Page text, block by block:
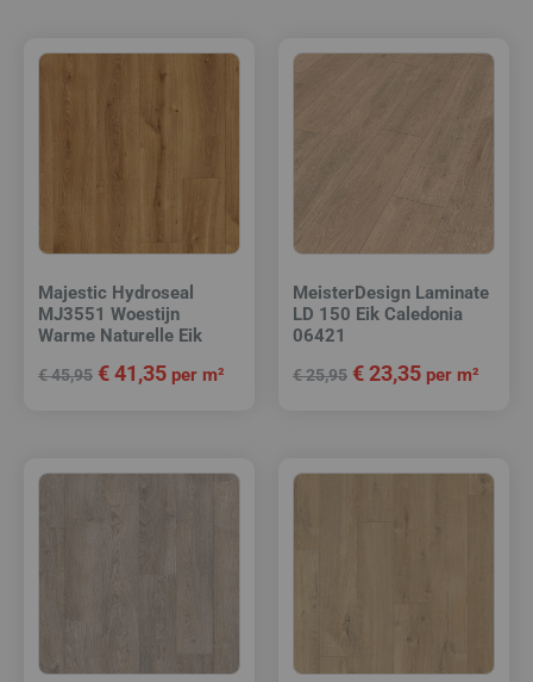
Majestic Hydroseal
MJ3551 Woestijn
Warme Naturelle Eik
€45,95 €41,35 per m²
MeisterDesign Laminate
LD 150 Eik Caledonia
06421
€25,95 €23,35 per m²